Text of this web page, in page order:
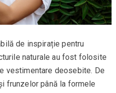
de inspirație pentru
naturale au fost folosite
vestimentare deosebite. De
frunzelor până la formele